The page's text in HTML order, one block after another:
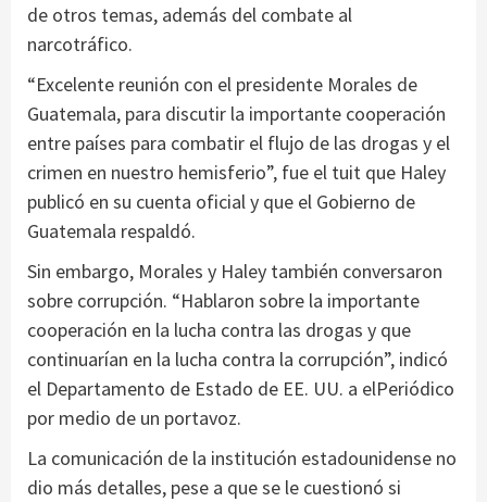
de otros temas, además del combate al
narcotráfico.
“Excelente reunión con el presidente Morales de
Guatemala, para discutir la importante cooperación
entre países para combatir el flujo de las drogas y el
crimen en nuestro hemisferio”, fue el tuit que Haley
publicó en su cuenta oficial y que el Gobierno de
Guatemala respaldó.
Sin embargo, Morales y Haley también conversaron
sobre corrupción. “Hablaron sobre la importante
cooperación en la lucha contra las drogas y que
continuarían en la lucha contra la corrupción”, indicó
el Departamento de Estado de EE. UU. a elPeriódico
por medio de un portavoz.
La comunicación de la institución estadounidense no
dio más detalles, pese a que se le cuestionó si